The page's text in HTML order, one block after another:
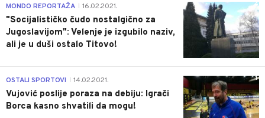
4
MONDO REPORTAŽA 16.02.2021.
"Socijalističko čudo nostalgično za
Jugoslavijom": Velenje je izgubilo naziv,
ali je u duši ostalo Titovo!
1
OSTALI SPORTOVI 14.02.2021.
Vujović poslije poraza na debiju: Igrači
Borca kasno shvatili da mogu!